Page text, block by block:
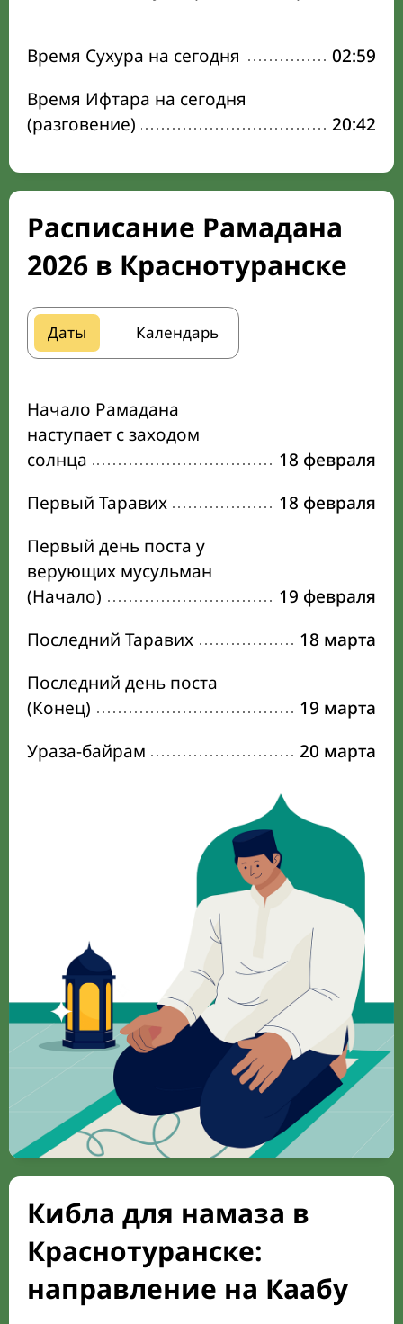
Время Сухура на сегодня
02:59
Время Ифтара на сегодня
(разговение)
20:42
Расписание Рамадана
2026 в Краснотуранске
Даты Календарь
Начало Рамадана
наступает с заходом
солнца
18 февраля
Первый Таравих
18 февраля
Первый день поста у
верующих мусульман
(Начало)
19 февраля
Последний Таравих
18 марта
Последний день поста
(Конец)
19 марта
Ураза-байрам
20 марта
Кибла для намаза в
Краснотуранске:
направление на Каабу